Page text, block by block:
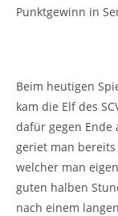
Punktgewinn in
Beim heutigen
kam die Elf des
dafür gegen Ende
geriet man bereits
welcher man
guten halben
nach einem